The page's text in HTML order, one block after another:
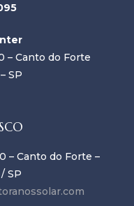
– Canto do Forte
SP
– Canto do Forte –
SP